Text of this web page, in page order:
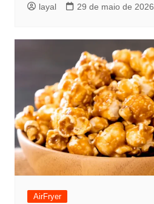
layal 29 de maio de 2026
AirFryer